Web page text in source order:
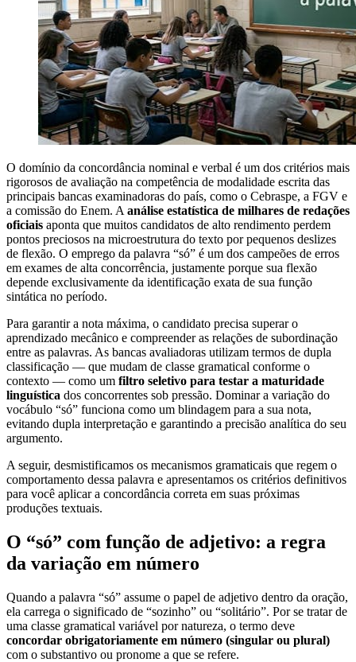
O domínio da concordância nominal e verbal é um dos critérios mais
rigorosos de avaliação na competência de modalidade escrita das
principais bancas examinadoras do país, como o Cebraspe, a FGV e
a comissão do Enem. A análise estatística de milhares de redações
oficiais aponta que muitos candidatos de alto rendimento perdem
pontos preciosos na microestrutura do texto por pequenos deslizes
de flexão. O emprego da palavra “só” é um dos campeões de erros
em exames de alta concorrência, justamente porque sua flexão
depende exclusivamente da identificação exata de sua função
sintática no período.
Para garantir a nota máxima, o candidato precisa superar o
aprendizado mecânico e compreender as relações de subordinação
entre as palavras. As bancas avaliadoras utilizam termos de dupla
classificação — que mudam de classe gramatical conforme o
contexto — como um filtro seletivo para testar a maturidade
linguística dos concorrentes sob pressão. Dominar a variação do
vocábulo “só” funciona como um blindagem para a sua nota,
evitando dupla interpretação e garantindo a precisão analítica do seu
argumento.
A seguir, desmistificamos os mecanismos gramaticais que regem o
comportamento dessa palavra e apresentamos os critérios definitivos
para você aplicar a concordância correta em suas próximas
produções textuais.
O “só” com função de adjetivo: a regra
da variação em número
Quando a palavra “só” assume o papel de adjetivo dentro da oração,
ela carrega o significado de “sozinho” ou “solitário”. Por se tratar de
uma classe gramatical variável por natureza, o termo deve
concordar obrigatoriamente em número (singular ou plural)
com o substantivo ou pronome a que se refere.